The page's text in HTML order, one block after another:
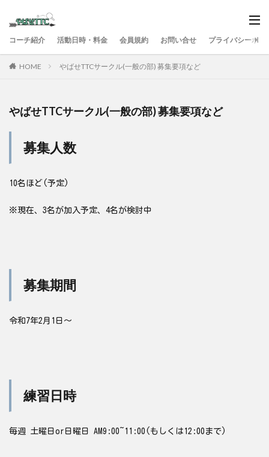
コーチ紹介 活動日時・料金 会員規約 お問い合せ プライバシーポリ
HOME やばせTTCサークル(一般の部) 募集要項など
やばせTTCサークル(一般の部) 募集要項など
募集人数
10名ほど(予定)
※現在、3名が加入予定、4名が検討中
募集期間
令和7年2月1日〜
練習日時
毎週 土曜日or日曜日 AM9:00~11:00(もしくは12:00まで)